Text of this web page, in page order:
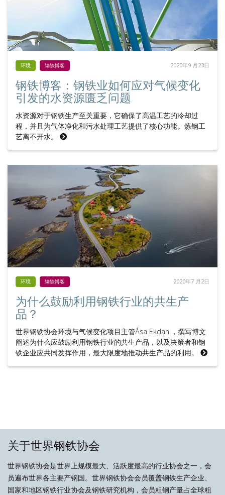
环境 钢铁博客 2020年9 月23日
钢铁博客：钢铁业如何应对气候变化
引发的水资源匮乏问题
水资源对于钢铁生产至关重要，它确保了高温工艺的冷却过
程，并且为气体净化和污水处理工艺提供了核心功能。炼钢工
艺离不开水。
环境 钢铁博客 2020年7 月2日
为什么鼓励利用钢铁行业的共生产
品？
世界钢铁协会环境与气候变化项目主管Åsa Ekdahl，撰写博文
阐述为什么应鼓励利用钢铁行业的共生产品，以及决策者和钢
铁企业应共同发挥作用，最大限度地推动共生产品的利用。
关于世界钢铁协会
世界钢铁协会是世界上规模最大、活跃度最高的行业协会之一，会
员遍布世界各主要产钢国。世界钢铁协会会员覆盖钢铁生产企业、
国家和地区钢铁行业协会及钢铁研究机构，会员粗钢产量占全球粗